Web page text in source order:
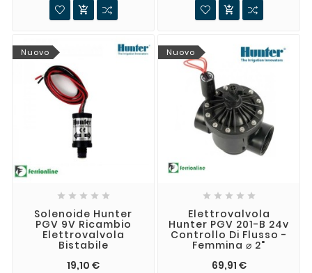
 
Nuovo
    
Solenoide Hunter
PGV 9V Ricambio
Elettrovalvola
Bistabile
19,10 €
Nuovo
    
Elettrovalvola
Hunter PGV 201-B 24v
Controllo Di Flusso -
Femmina ⌀ 2"
69,91 €